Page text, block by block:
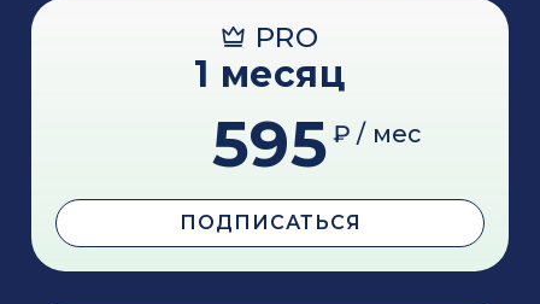
PRO
1 месяц
595 ₽ / мес
ПОДПИСАТЬСЯ